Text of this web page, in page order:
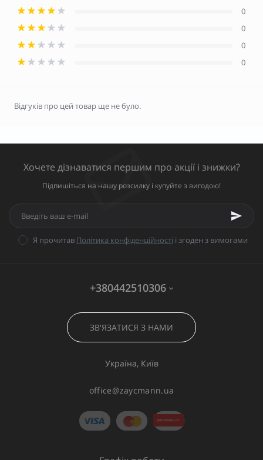
0
0
0
0
Відгуків про цей товар ще не було.
Хочете дізнаватися першим про акції і знижки?
Підпишіться на нашу розсилку і купуйте з вигодою!
Я прочитав Політика конфіденційності і згоден з вимогами
+380442510306
ЗВ'ЯЗАТИСЯ З НАМИ
Україна, Київ
office@zaycmann.ua